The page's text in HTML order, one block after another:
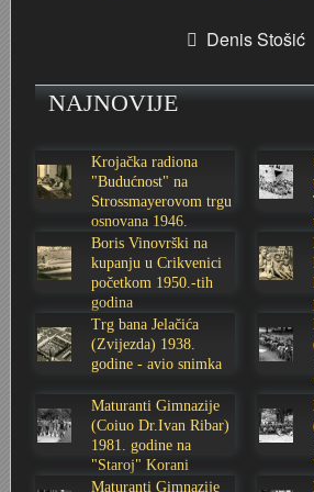
Stoljetna poplava 1939.
Tvornica potkivačkih čavala
Boksački klub Velebit
Bijelo dugme
Autobusna stanica na Korzu
Auto cross
AMD Zanatlija
Adamo klub
8. slet Bratstva i jedinstva
Lovni i ribolovni turizam
Mala scena 1987. - Le Cinema
Mala scena Hrvatskog doma
Maturanti Gimnazije 1988.
Motocross
NULA
Nepokoreni grad - Trojanski
Novogodišnje čestitke
PUNK
Zavjet Petra Grgeca - 1998.
Škola plivanja Patkica
Mimohod 23. kolovoza 1995.
Ekonomska škola - ratne
Crkva Sv. Doroteje - 1991.
Frizerski salon Gerber
Gimnazijska i Ekonomska
Karlovački fotograf Josip
Obitelj Klemenčić
Krešimir Botković -
Krešimir Perušić - Nogomet
KUD REČICA
Mery Berti - karlovačka Žuži
Denis Stošić
NAJNOVIJE
Krojačka radiona
"Budućnost" na
Strossmayerovom trgu
osnovana 1946.
godine
Boris Vinovrški na
kupanju u Crikvenici
početkom 1950.-tih
godina
Trg bana Jelačića
(Zvijezda) 1938.
godine - avio snimka
Maturanti Gimnazije
(Coiuo Dr.Ivan Ribar)
1981. godine na
"Staroj" Korani
Maturanti Gimnazije